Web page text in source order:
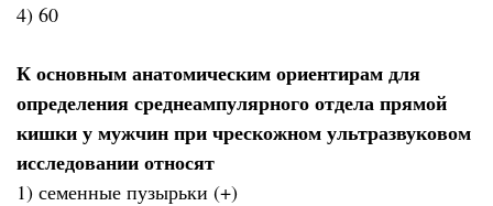
4) 60
К основным анатомическим ориентирам для
определения среднеампулярного отдела прямой
кишки у мужчин при чрескожном ультразвуковом
исследовании относят
1) семенные пузырьки (+)